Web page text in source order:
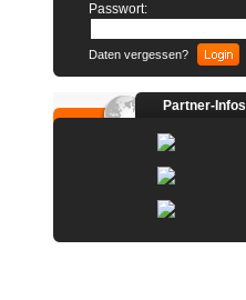
Passwort:
Daten vergessen?
Partner-Infos